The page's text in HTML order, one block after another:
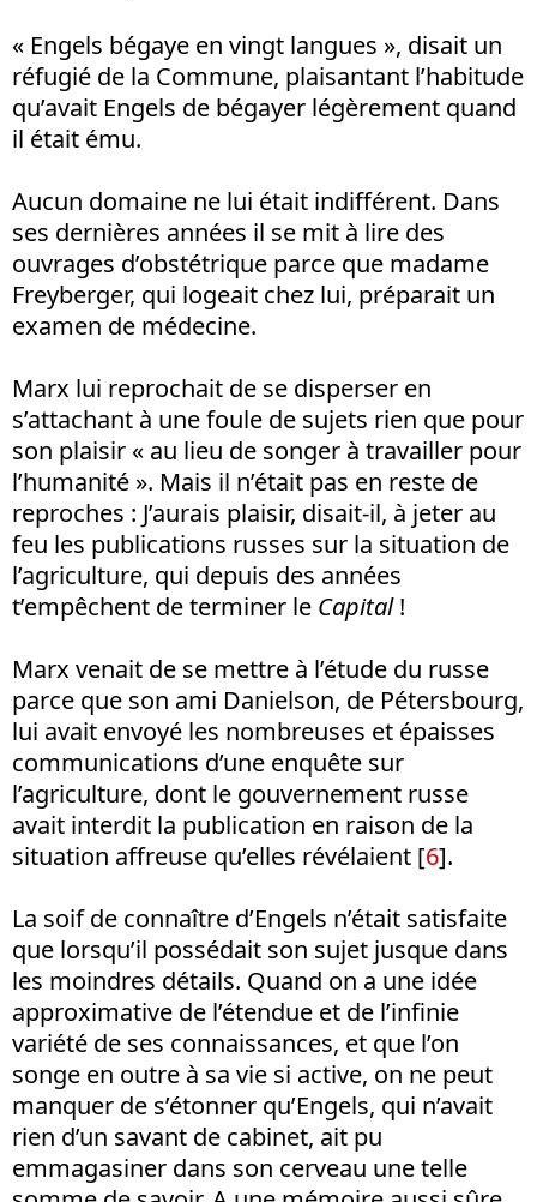
« Engels bégaye en vingt langues », disait un
réfugié de la Commune, plaisantant l’habitude
qu’avait Engels de bégayer légèrement quand
il était ému.
Aucun domaine ne lui était indifférent. Dans
ses dernières années il se mit à lire des
ouvrages d’obstétrique parce que madame
Freyberger, qui logeait chez lui, préparait un
examen de médecine.
Marx lui reprochait de se disperser en
s’attachant à une foule de sujets rien que pour
son plaisir « au lieu de songer à travailler pour
l’humanité ». Mais il n’était pas en reste de
reproches : J’aurais plaisir, disait-il, à jeter au
feu les publications russes sur la situation de
l’agriculture, qui depuis des années
t’empêchent de terminer le Capital!
Marx venait de se mettre à l’étude du russe
parce que son ami Danielson, de Pétersbourg,
lui avait envoyé les nombreuses et épaisses
communications d’une enquête sur
l’agriculture, dont le gouvernement russe
avait interdit la publication en raison de la
situation affreuse qu’elles révélaient [6].
La soif de connaître d’Engels n’était satisfaite
que lorsqu’il possédait son sujet jusque dans
les moindres détails. Quand on a une idée
approximative de l’étendue et de l’infinie
variété de ses connaissances, et que l’on
songe en outre à sa vie si active, on ne peut
manquer de s’étonner qu’Engels, qui n’avait
rien d’un savant de cabinet, ait pu
emmagasiner dans son cerveau une telle